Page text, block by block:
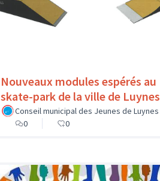
Nouveaux modules espérés au
skate-park de la ville de Luynes
Conseil municipal des Jeunes de Luynes
0
0